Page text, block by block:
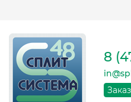
График
21:00 без
8